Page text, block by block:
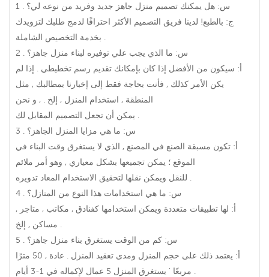
1 . س: هل يمكنك تصميم منزل جاهز جديد وفريد من نوعه لي؟
ج: بالطبع! لدينا فريق التصميم الأكثر احترافًا لدمج طلبك لتزويدك
بخدمة التخصيص الشاملة .
2 . س: ما الذي يجب علي توفيره لبناء منزل جاهز؟
أ: سيكون من الأفضل إذا كان بإمكانك تقديم رسم تخطيطي . إذا لم
يكن الأمر كذلك , فأنت بحاجة فقط إلى إخبارنا بمطالبك , مثل
المنطقة , استخدام المنزل , إلخ . , و نحن
يمكن أن تجعل التصميم المقابل لك .
3 . س: ما هي مزايا المنزل الجاهز؟
أ: تكون مسبقة الصنع في المصنع , الذي لا يستغرق وقت البناء في
الموقع ؛ يمكن تجميعها بشكل معياري , وهو أمر ملائم
للنقل ويمكن نقلها لتحقيق الاستخدام المعاد تدويره .
4 . س: ما هي استخدامات هذا النوع من المنازل؟
أ: لها تطبيقات متعددة ويمكن استخدامها كفنادق , مكاتب , متاجر ,
مساكن , إلخ .
5 . س: كم من الوقت يستغرق بناء منزل جاهز؟
أ: يعتمد ذلك على حجم المنزل ومدى تعقيد المنزل . عادة , 50 مترًا
مربعًا ' يستغرق المنزل 5 عمال لإكماله في 1-3 أيام .